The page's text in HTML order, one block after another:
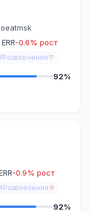
-0.6% рост
17
92%
-0.9% рост
16
92%